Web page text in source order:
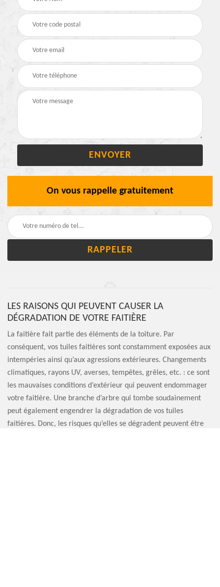
On vous rappelle gratuitement
LES RAISONS QUI PEUVENT CAUSER LA
DÉGRADATION DE VOTRE FAITIÈRE
La faitière fait partie des éléments de la toiture. Par
conséquent, vos tuiles faitières sont constamment exposées aux
intempéries ainsi qu’aux agressions extérieures. Changements
climatiques, rayons UV, averses, tempêtes, grêles, etc. : ce sont
les mauvaises conditions d’extérieur qui peuvent endommager
votre faitière. Une branche d’arbre qui tombe soudainement
peut également engendrer la dégradation de vos tuiles
faitières. Donc, les risques qu’elles se dégradent peuvent être